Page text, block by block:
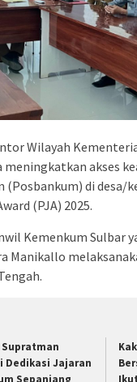
Wilayah
akses
di desa/
(PJA) 2025.
Kemenkum Sulbar
Manikallo
Supratman
Dedikasi Jajaran
Sepanjang